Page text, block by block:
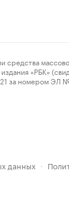
«РБК»
за номером
данных ·